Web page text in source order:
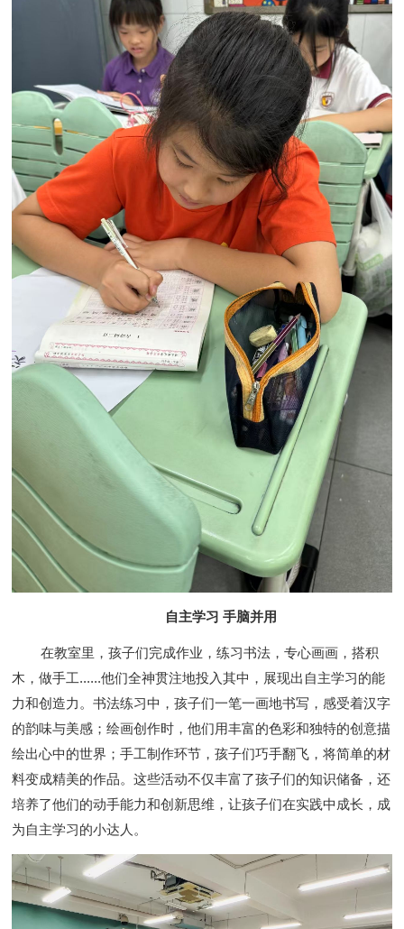
自主学习 手脑并用
在教室里，孩子们完成作业，练习书法，专心画画，搭积
木，做手工......他们全神贯注地投入其中，展现出自主学习的能
力和创造力。书法练习中，孩子们一笔一画地书写，感受着汉字
的韵味与美感；绘画创作时，他们用丰富的色彩和独特的创意描
绘出心中的世界；手工制作环节，孩子们巧手翻飞，将简单的材
料变成精美的作品。这些活动不仅丰富了孩子们的知识储备，还
培养了他们的动手能力和创新思维，让孩子们在实践中成长，成
为自主学习的小达人。